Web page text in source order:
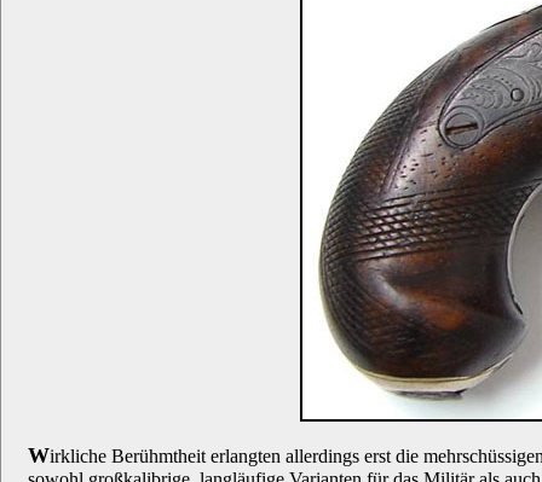
Wirkliche Berühmtheit erlangten allerdings erst die